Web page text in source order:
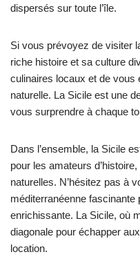
dispersés sur toute l’île.
Si vous prévoyez de visiter
riche histoire et sa culture
culinaires locaux et de vous
naturelle. La Sicile est une
vous surprendre à chaque
Dans l’ensemble, la Sicile
pour les amateurs
naturelles. N’hésitez pas à
méditerranéenne
enrichissante. La Sicile, où
diagonale pour échapper
location.